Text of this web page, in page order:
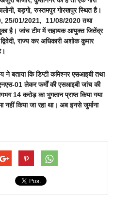
बड़गो, रुस्तमपुर गोरखपुर स्थित है।
25/01/2021, 11/08/2020 तथा
है। जांच टीम में सहायक आयुक्त जितेंद्र
राज्य कर अधिकारी अशोक कुमार
बताया कि डिप्टी कमिश्नर एसआइबी तथा
01 लेकर फर्मों की एसआइबी जांच की
14 करोड़ का भुगतान प्राप्त किया गया
नहीं किया जा रहा था। अब इनसे जुर्माना